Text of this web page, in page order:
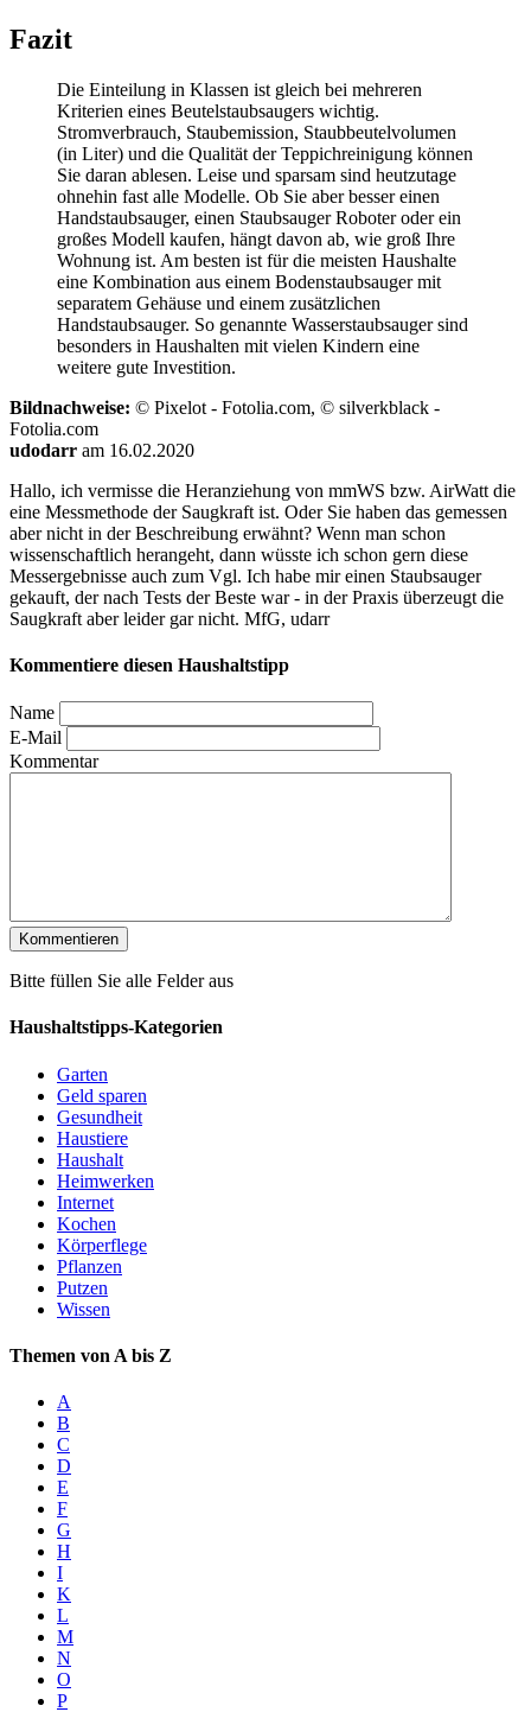
Fazit
Die Einteilung in Klassen ist gleich bei mehreren
Kriterien eines Beutelstaubsaugers wichtig.
Stromverbrauch, Staubemission, Staubbeutelvolumen
(in Liter) und die Qualität der Teppichreinigung können
Sie daran ablesen. Leise und sparsam sind heutzutage
ohnehin fast alle Modelle. Ob Sie aber besser einen
Handstaubsauger, einen Staubsauger Roboter oder ein
großes Modell kaufen, hängt davon ab, wie groß Ihre
Wohnung ist. Am besten ist für die meisten Haushalte
eine Kombination aus einem Bodenstaubsauger mit
separatem Gehäuse und einem zusätzlichen
Handstaubsauger. So genannte Wasserstaubsauger sind
besonders in Haushalten mit vielen Kindern eine
weitere gute Investition.
Bildnachweise: © Pixelot - Fotolia.com, © silverkblack -
Fotolia.com
udodarr am 16.02.2020
Hallo, ich vermisse die Heranziehung von mmWS bzw. AirWatt die
eine Messmethode der Saugkraft ist. Oder Sie haben das gemessen
aber nicht in der Beschreibung erwähnt? Wenn man schon
wissenschaftlich herangeht, dann wüsste ich schon gern diese
Messergebnisse auch zum Vgl. Ich habe mir einen Staubsauger
gekauft, der nach Tests der Beste war - in der Praxis überzeugt die
Saugkraft aber leider gar nicht. MfG, udarr
Kommentiere diesen Haushaltstipp
Name
E-Mail
Kommentar
Bitte füllen Sie alle Felder aus
Haushaltstipps-Kategorien
Garten
Geld sparen
Gesundheit
Haustiere
Haushalt
Heimwerken
Internet
Kochen
Körperflege
Pflanzen
Putzen
Wissen
Themen von A bis Z
A
B
C
D
E
F
G
H
I
K
L
M
N
O
P